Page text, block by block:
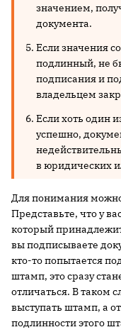
значением,
документа.
Если значения
подлинный, не
подписания и
владельцем
Если хоть один
успешно,
в юридических
Для понимания
Представьте, что у
который
вы подписываете
кто-то попытается
штамп, это сразу
отличаться. В таком
выступать штамп, а
подлинности этого